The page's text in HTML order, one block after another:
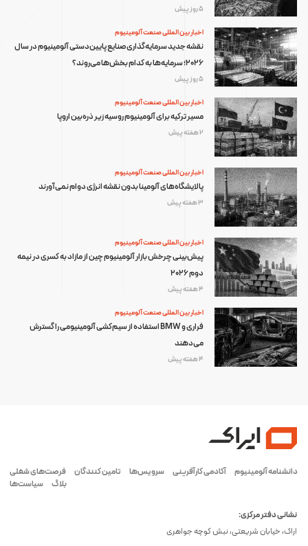
5 روز پیش
اخبار بین المللی صنعت آلومینیوم
نقشه جدید سرمایه‌گذاری صنایع پایین‌دستی آلومینیوم در سال
۲۰۲۶؛ سرمایه‌ها به کدام بخش‌ها می‌روند؟
5 روز پیش
اخبار بین المللی صنعت آلومینیوم
مسیر ترکیه برای آلومینیوم روسیه زیر ذره‌بین اروپا
2 هفته پیش
اخبار بین المللی صنعت آلومینیوم
پالایشگاه‌های آلومینا بدون نقشه انرژی دوام نمی‌آورند
3 هفته پیش
اخبار بین المللی صنعت آلومینیوم
پیش‌بینی چرخش بازار آلومینیوم چین از مازاد به کسری در نیمه
دوم ۲۰۲۶
4 هفته پیش
اخبار بین المللی صنعت آلومینیوم
فراری و BMW استفاده از سیم‌کشی آلومینیومی را گسترش
می‌دهند
4 هفته پیش
دانشنامه آلومینیوم آکادمی کارآفرینی سرویس‌ها تامین کنندگان
فرصت‌های شغلی
بلاگ
سیاست‌ها
نشانی دفتر مرکزی:
اراک، خیابان شریعتی، نبش کوچه جواهری